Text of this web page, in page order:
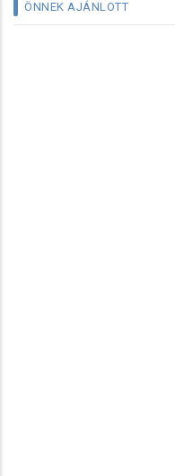
ÖNNEK AJÁNLOTT